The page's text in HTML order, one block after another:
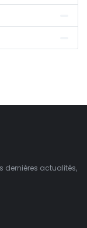
dernières actualités,